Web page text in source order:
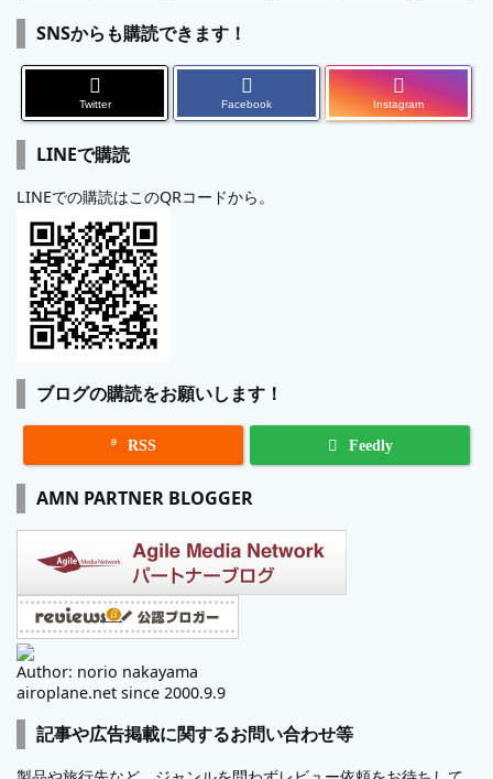
SNSからも購読できます！
Twitter Facebook Instagram
LINEで購読
LINEでの購読はこのQRコードから。
ブログの購読をお願いします！
 RSS Feedly
AMN PARTNER BLOGGER
Author: norio nakayama
airoplane.net since 2000.9.9
記事や広告掲載に関するお問い合わせ等